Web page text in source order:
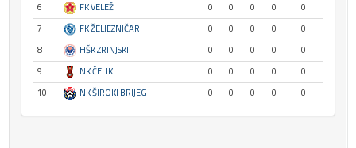
6
FK VELEŽ 0 0 0 0
0
7
FK ŽELJEZNIČAR 0 0 0 0
0
8
HŠK ZRINJSKI 0 0 0 0
0
9
NK ČELIK 0 0 0 0
0
10
NK ŠIROKI BRIJEG 0 0 0 0 0